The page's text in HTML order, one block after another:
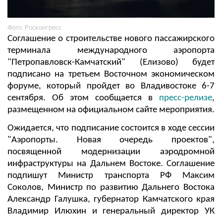
Фото: Росконгресс
Соглашение о строительстве нового пассажирского
терминала международного аэропорта
"Петропавловск-Камчатский" (Елизово) будет
подписано на третьем Восточном экономическом
форуме, который пройдет во Владивостоке 6-7
сентября. Об этом сообщается в пресс-релизе,
размещенном на официальном сайте мероприятия.
Ожидается, что подписание состоится в ходе сессии
"Аэропорты. Новая очередь проектов",
посвященной модернизации аэродромной
инфраструктуры на Дальнем Востоке. Соглашение
подпишут Министр транспорта РФ Максим
Соколов, Министр по развитию Дальнего Востока
Александр Галушка, губернатор Камчатского края
Владимир Илюхин и генеральный директор УК